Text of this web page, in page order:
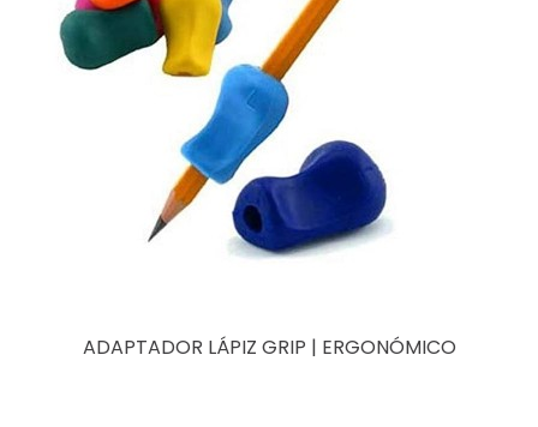
ADAPTADOR LÁPIZ GRIP | ERGONÓMICO